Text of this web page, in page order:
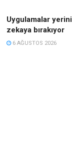
Uygulamalar
zekaya bırakıyor
6 AĞUSTOS 2026